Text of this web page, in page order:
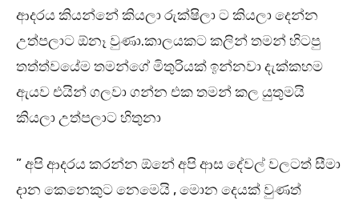
ආදරය කියන්නේ කියලා රුක්ෂිලා ට කියලා දෙන්න
උත්පලාට ඕනෑ වුණා.කාලයකට කලින් තමන් හිටපු
තත්ත්වයේම තමන්ගේ මිතුරියක් ඉන්නවා දැක්කහම
ඇයව එයින් ගලවා ගන්න එක තමන් කල යුතුමයි
කියලා උත්පලාට හිතුනා
” අපි ආදරය කරන්න ඕනේ අපි ආස දේවල් වලටත් සීමා
දාන කෙනෙකුට නෙමෙයි , මොන දෙයක් වුණත්